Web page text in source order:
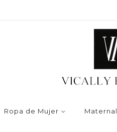
Ropa de Mujer Maternal